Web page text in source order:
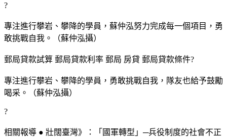
?
專注進行攀岩、攀降的學員，蘇仲泓努力完成每一個項目，勇
敢挑戰自我。（蘇仲泓攝）
郵局貸款試算 郵局貸款利率 郵局 房貸 郵局貸款條件?
專注進行攀岩、攀降的學員，勇敢挑戰自我，隊友也給予鼓勵
喝采。（蘇仲泓攝）
?
相關報導 ● 壯闊臺灣》：「國軍轉型」─兵役制度的社會不正